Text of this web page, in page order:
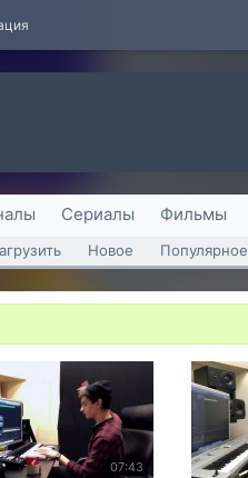
Сериалы Фильмы
Новое Популярное
07:43